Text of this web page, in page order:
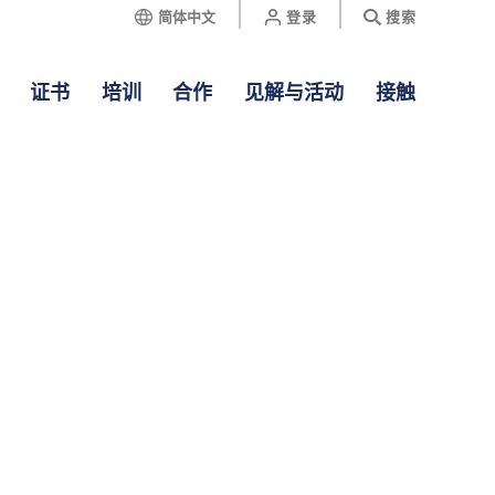
证书 培训 合作 见解与活动 接触
简体中文 登录 搜索